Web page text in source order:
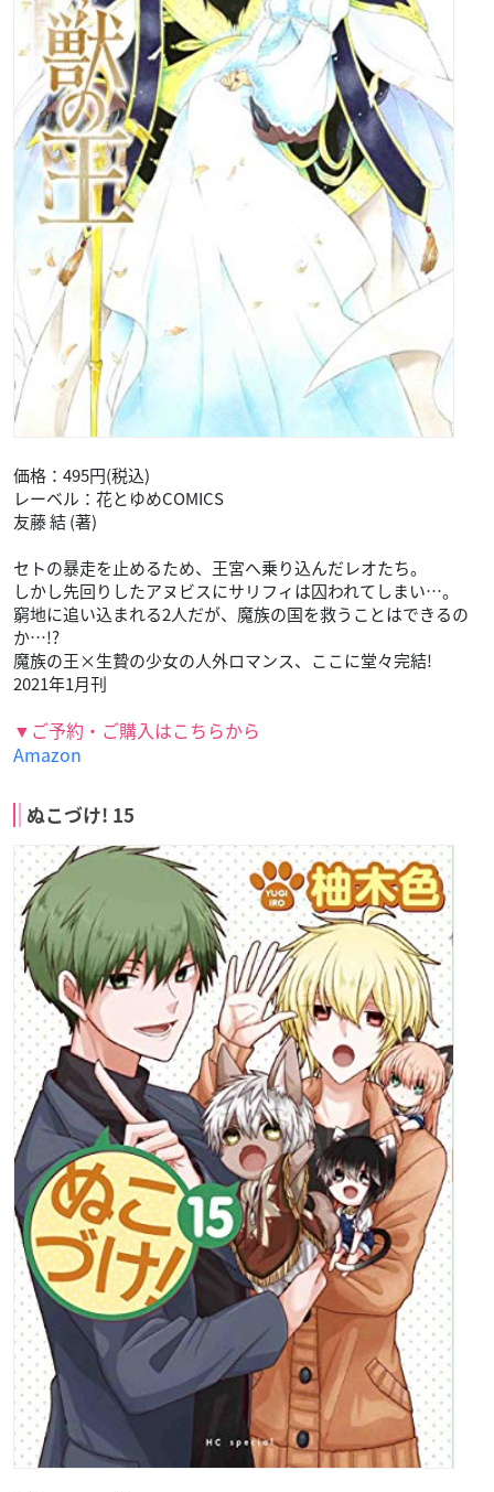
価格：495円(税込)
レーベル：花とゆめCOMICS
友藤 結 (著)
セトの暴走を止めるため、王宮へ乗り込んだレオたち。
しかし先回りしたアヌビスにサリフィは囚われてしまい…。
窮地に追い込まれる2人だが、魔族の国を救うことはできるの
か…!?
魔族の王×生贄の少女の人外ロマンス、ここに堂々完結!
2021年1月刊
▼ご予約・ご購入はこちらから
Amazon
ぬこづけ! 15